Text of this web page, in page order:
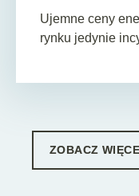
Ujemne ceny
rynku jedynie
ZOBACZ